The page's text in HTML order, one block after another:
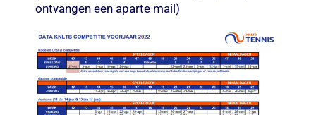
ontvangen een aparte mail)